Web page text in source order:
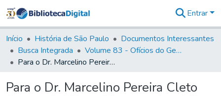
&
Coleções
Tudo na
Biblioteca
Estatísticas
Entrar
Início História de São Paulo
Documentos Interessantes
Busca Integrada
Volume 83 - Ofícios do General Martim Lopes Lobo de Saldanha (Governador da Capitania): 1780- 1782
Para o Dr. Marcelino Pereira Cleto Cortez da Silva e Vasconcelos Juiz de Fora da Villa de Santos
Para o Dr. Marcelino Pereira Cleto